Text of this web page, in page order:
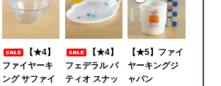
【★4】
ファイヤーキ
ング サファイ
【★4】
フェデラル パ
ティオ スナッ
【★5】ファイ
ヤーキングジ
ャパン